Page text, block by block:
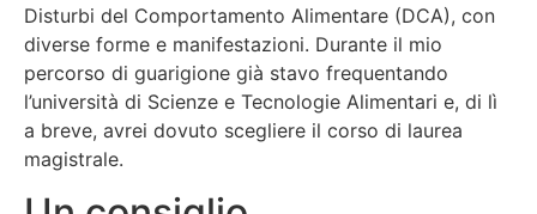
Disturbi del Comportamento Alimentare (DCA), con
diverse forme e manifestazioni. Durante il mio
percorso di guarigione già stavo frequentando
l’università di Scienze e Tecnologie Alimentari e, di lì
a breve, avrei dovuto scegliere il corso di laurea
magistrale.